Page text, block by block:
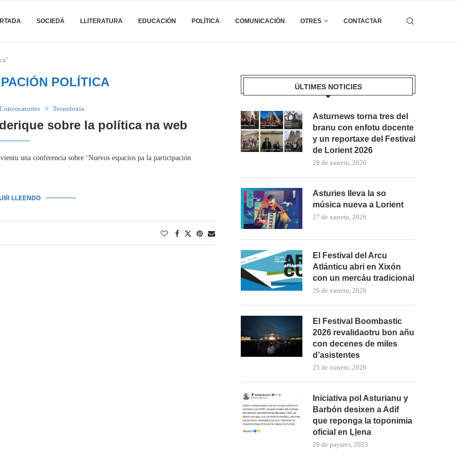
SOCIEDÁ LLITERATURA EDUCACIÓN POLÍTICA COMUNICACIÓN OTRES CONTACTAR
POLÍTICA
Convocatories Tecnoloxía
sobre la política na web
una conferencia sobre ‘Nuevos espacios pa la participación
LLEENDO
ÚLTIMES NOTICIES
Asturnews torna tres del
branu con enfotu docente
y un reportaxe del Festival
de Lorient 2026
28 de xunetu, 2026
Asturies lleva la so
música nueva a Lorient
27 de xunetu, 2026
El Festival del Arcu
Atlánticu abri en Xixón
con un mercáu tradicional
26 de xunetu, 2026
El Festival Boombastic
2026 revalidaotru bon añu
con decenes de miles
d’asistentes
25 de xunetu, 2026
Iniciativa pol Asturianu y
Barbón desixen a Adif
que reponga la toponimia
oficial en Ḷḷena
28 de payares, 2023